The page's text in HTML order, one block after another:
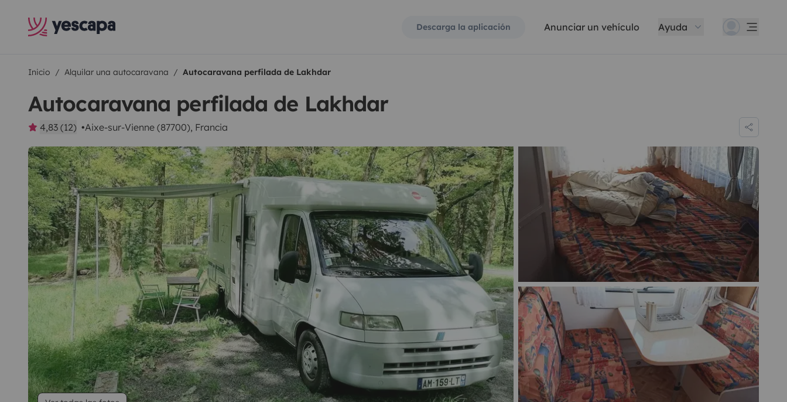
Descarga la aplicación Anunciar un vehículo Ayuda
Inicio Alquilar una autocaravana Autocaravana perfilada de Lakhdar
Autocaravana perfilada de Lakhdar
4,83 (12) Aixe-sur-Vienne (87700), Francia